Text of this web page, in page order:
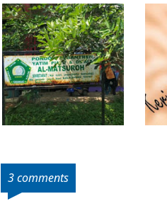
3 comments